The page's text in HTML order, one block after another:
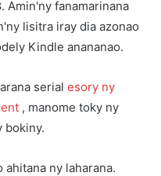
Amin'ny fanamarinana
lisitra iray dia azonao
Kindle anananao.
serial esory ny
, manome toky ny
bokiny.
ny laharana.